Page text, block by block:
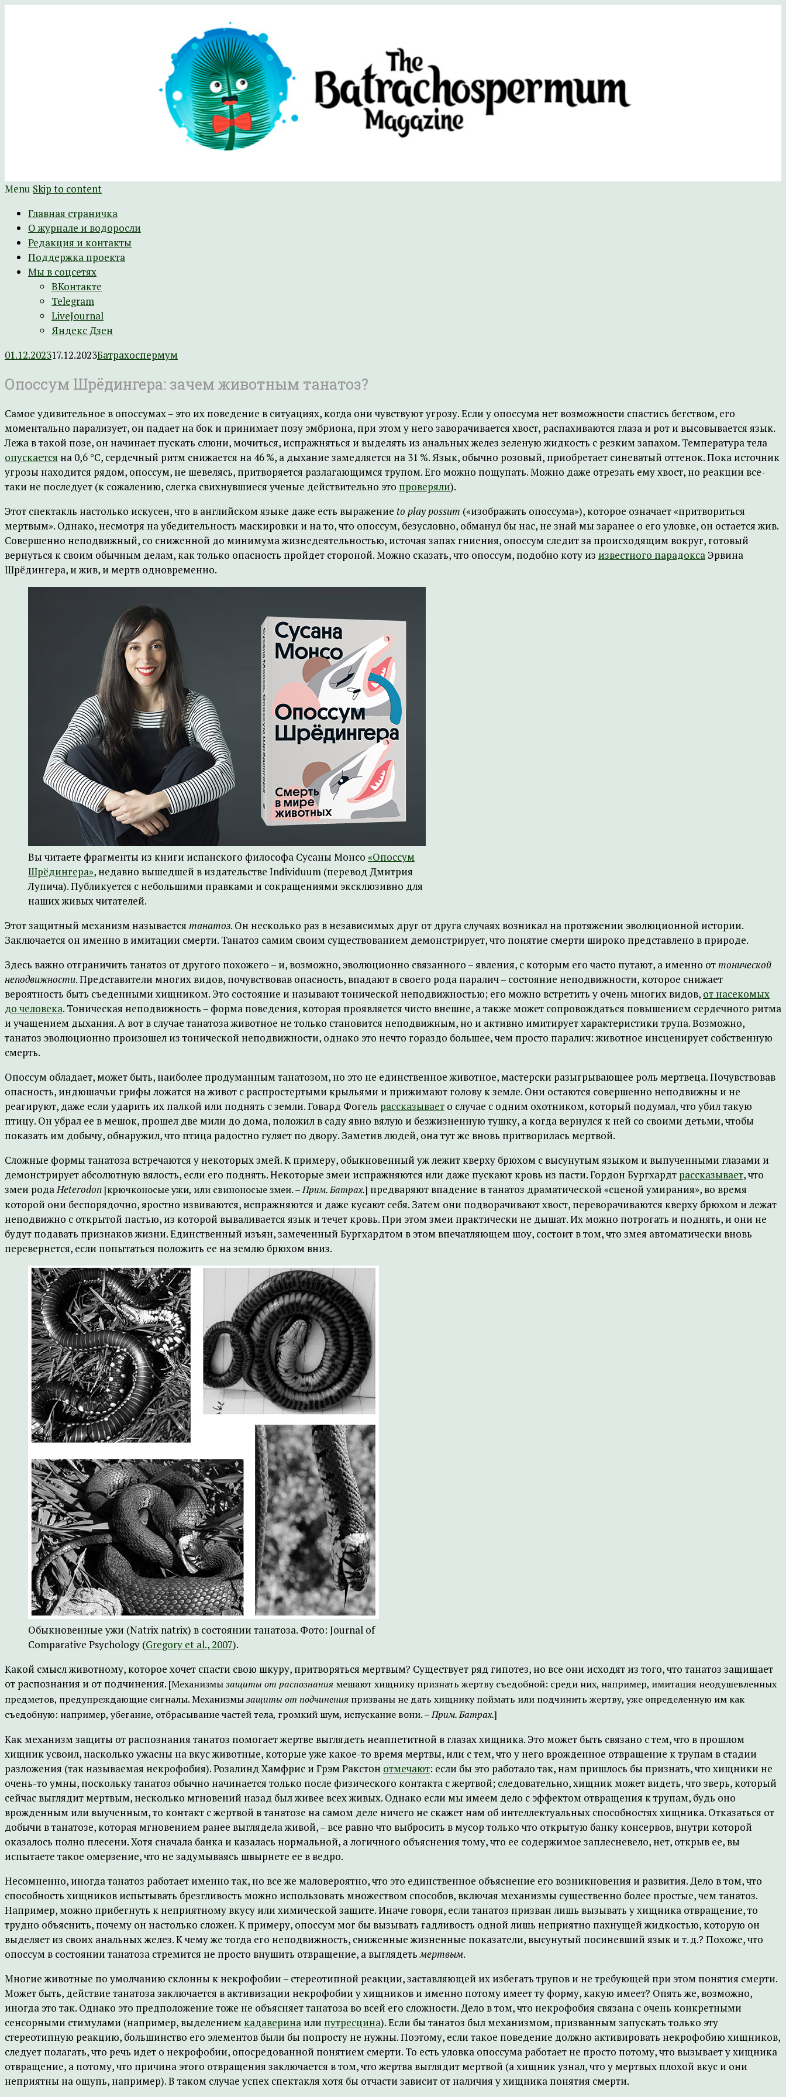
The Batrachospermum Magazine
Научно-развлекательный журнал Батрахоспермум (официальный сайт)
Menu Skip to content
Главная страничка
О журнале и водоросли
Редакция и контакты
Поддержка проекта
Мы в соцсетях
ВКонтакте
Telegram
LiveJournal
Яндекс Дзен
01.12.202317.12.2023Батрахоспермум
Опоссум Шрёдингера: зачем животным танатоз?
Самое удивительное в опоссумах – это их поведение в ситуациях, когда они чувствуют угрозу. Если у опоссума нет возможности спастись бегством, его
моментально парализует, он падает на бок и принимает позу эмбриона, при этом у него заворачивается хвост, распахиваются глаза и рот и высовывается язык.
Лежа в такой позе, он начинает пускать слюни, мочиться, испражняться и выделять из анальных желез зеленую жидкость с резким запахом. Температура тела
опускается на 0,6 °C, сердечный ритм снижается на 46 %, а дыхание замедляется на 31 %. Язык, обычно розовый, приобретает синеватый оттенок. Пока источник
угрозы находится рядом, опоссум, не шевелясь, притворяется разлагающимся трупом. Его можно пощупать. Можно даже отрезать ему хвост, но реакции все-
таки не последует (к сожалению, слегка свихнувшиеся ученые действительно это проверяли).
Этот спектакль настолько искусен, что в английском языке даже есть выражение to play possum («изображать опоссума»), которое означает «притвориться
мертвым». Однако, несмотря на убедительность маскировки и на то, что опоссум, безусловно, обманул бы нас, не знай мы заранее о его уловке, он остается жив.
Совершенно неподвижный, со сниженной до минимума жизнедеятельностью, источая запах гниения, опоссум следит за происходящим вокруг, готовый
вернуться к своим обычным делам, как только опасность пройдет стороной. Можно сказать, что опоссум, подобно коту из известного парадокса Эрвина
Шрёдингера, и жив, и мертв одновременно.
Вы читаете фрагменты из книги испанского философа Сусаны Монсо «Опоссум
Шрёдингера», недавно вышедшей в издательстве Individuum (перевод Дмитрия
Лупича). Публикуется с небольшими правками и сокращениями эксклюзивно для
наших живых читателей.
Этот защитный механизм называется танатоз. Он несколько раз в независимых друг от друга случаях возникал на протяжении эволюционной истории.
Заключается он именно в имитации смерти. Танатоз самим своим существованием демонстрирует, что понятие смерти широко представлено в природе.
Здесь важно отграничить танатоз от другого похожего – и, возможно, эволюционно связанного – явления, с которым его часто путают, а именно оттонической
неподвижности. Представители многих видов, почувствовав опасность, впадают в своего рода паралич – состояние неподвижности, которое снижает
вероятность быть съеденными хищником. Это состояние и называют тонической неподвижностью; его можно встретить у очень многих видов, от насекомых
до человека. Тоническая неподвижность – форма поведения, которая проявляется чисто внешне, а также может сопровождаться повышением сердечного ритма
и учащением дыхания. А вот в случае танатоза животное не только становится неподвижным, но и активно имитирует характеристики трупа. Возможно,
танатоз эволюционно произошел из тонической неподвижности, однако это нечто гораздо большее, чем просто паралич: животное инсценирует собственную
смерть.
Опоссум обладает, может быть, наиболее продуманным танатозом, но это не единственное животное, мастерски разыгрывающее роль мертвеца. Почувствовав
опасность, индюшачьи грифы ложатся на живот с распростертыми крыльями и прижимают голову к земле. Они остаются совершенно неподвижны и не
реагируют, даже если ударить их палкой или поднять с земли. Говард Фогель рассказывает о случае с одним охотником, который подумал, что убил такую
птицу. Он убрал ее в мешок, прошел две мили до дома, положил в саду явно вялую и безжизненную тушку, а когда вернулся к ней со своими детьми, чтобы
показать им добычу, обнаружил, что птица радостно гуляет по двору. Заметив людей, она тут же вновь притворилась мертвой.
Сложные формы танатоза встречаются у некоторых змей. К примеру, обыкновенный уж лежит кверху брюхом с высунутым языком и выпученными глазами и
демонстрирует абсолютную вялость, если его поднять. Некоторые змеи испражняются или даже пускают кровь из пасти. Гордон Бургхардт рассказывает, что
змеи родаHeterodon [крючконосые ужи, или свиноносые змеи. –Прим. Батрах.] предваряют впадение в танатоз драматической «сценой умирания», во время
которой они беспорядочно, яростно извиваются, испражняются и даже кусают себя. Затем они подворачивают хвост, переворачиваются кверху брюхом и лежат
неподвижно с открытой пастью, из которой вываливается язык и течет кровь. При этом змеи практически не дышат. Их можно потрогать и поднять, и они не
будут подавать признаков жизни. Единственный изъян, замеченный Бургхардтом в этом впечатляющем шоу, состоит в том, что змея автоматически вновь
перевернется, если попытаться положить ее на землю брюхом вниз.
Обыкновенные ужи (Natrix natrix) в состоянии танатоза. Фото: Journal of
Comparative Psychology (Gregory et al., 2007).
Какой смысл животному, которое хочет спасти свою шкуру, притворяться мертвым? Существует ряд гипотез, но все они исходят из того, что танатоз защищает
от распознания и от подчинения. [Механизмызащиты от распознания мешают хищнику признать жертву съедобной: среди них, например, имитация неодушевленных
предметов, предупреждающие сигналы. Механизмызащиты от подчинения призваны не дать хищнику поймать или подчинить жертву, уже определенную им как
съедобную: например, убегание, отбрасывание частей тела, громкий шум, испускание вони. –Прим. Батрах.]
Как механизм защиты от распознания танатоз помогает жертве выглядеть неаппетитной в глазах хищника. Это может быть связано с тем, что в прошлом
хищник усвоил, насколько ужасны на вкус животные, которые уже какое-то время мертвы, или с тем, что у него врожденное отвращение к трупам в стадии
разложения (так называемая некрофобия). Розалинд Хамфрис и Грэм Ракстон отмечают: если бы это работало так, нам пришлось бы признать, что хищники не
очень-то умны, поскольку танатоз обычно начинается только после физического контакта с жертвой; следовательно, хищник может видеть, что зверь, который
сейчас выглядит мертвым, несколько мгновений назад был живее всех живых. Однако если мы имеем дело с эффектом отвращения к трупам, будь оно
врожденным или выученным, то контакт с жертвой в танатозе на самом деле ничего не скажет нам об интеллектуальных способностях хищника. Отказаться от
добычи в танатозе, которая мгновением ранее выглядела живой, – все равно что выбросить в мусор только что открытую банку консервов, внутри которой
оказалось полно плесени. Хотя сначала банка и казалась нормальной, а логичного объяснения тому, что ее содержимое заплесневело, нет, открыв ее, вы
испытаете такое омерзение, что не задумываясь швырнете ее в ведро.
Несомненно, иногда танатоз работает именно так, но все же маловероятно, что это единственное объяснение его возникновения и развития. Дело в том, что
способность хищников испытывать брезгливость можно использовать множеством способов, включая механизмы существенно более простые, чем танатоз.
Например, можно прибегнуть к неприятному вкусу или химической защите. Иначе говоря, если танатоз призван лишь вызывать у хищника отвращение, то
трудно объяснить, почему он настолько сложен. К примеру, опоссум мог бы вызывать гадливость одной лишь неприятно пахнущей жидкостью, которую он
выделяет из своих анальных желез. К чему же тогда его неподвижность, сниженные жизненные показатели, высунутый посиневший язык и т. д.? Похоже, что
опоссум в состоянии танатоза стремится не просто внушить отвращение, а выглядетьмертвым.
Многие животные по умолчанию склонны к некрофобии – стереотипной реакции, заставляющей их избегать трупов и не требующей при этом понятия смерти.
Может быть, действие танатоза заключается в активизации некрофобии у хищников и именно потому имеет ту форму, какую имеет? Опять же, возможно,
иногда это так. Однако это предположение тоже не объясняет танатоза во всей его сложности. Дело в том, что некрофобия связана с очень конкретными
сенсорными стимулами (например, выделением кадаверина или путресцина). Если бы танатоз был механизмом, призванным запускать только эту
стереотипную реакцию, большинство его элементов были бы попросту не нужны. Поэтому, если такое поведение должно активировать некрофобию хищников,
следует полагать, что речь идет о некрофобии, опосредованной понятием смерти. То есть уловка опоссума работает не просто потому, что вызывает у хищника
отвращение, а потому, что причина этого отвращения заключается в том, что жертва выглядит мертвой (а хищник узнал, что у мертвых плохой вкус и они
неприятны на ощупь, например). В таком случае успех спектакля хотя бы отчасти зависит от наличия у хищника понятия смерти.